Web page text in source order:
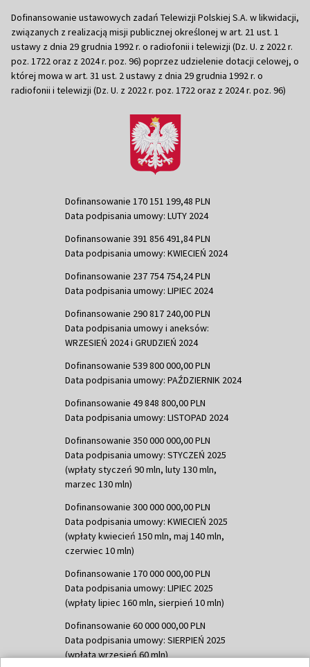
Dofinansowanie ustawowych zadań Telewizji Polskiej S.A. w likwidacji,
związanych z realizacją misji publicznej określonej w art. 21 ust. 1
ustawy z dnia 29 grudnia 1992 r. o radiofonii i telewizji (Dz. U. z 2022 r.
poz. 1722 oraz z 2024 r. poz. 96) poprzez udzielenie dotacji celowej, o
której mowa w art. 31 ust. 2 ustawy z dnia 29 grudnia 1992 r. o
radiofonii i telewizji (Dz. U. z 2022 r. poz. 1722 oraz z 2024 r. poz. 96)
Dofinansowanie 170 151 199,48 PLN
Data podpisania umowy: LUTY 2024
Dofinansowanie 391 856 491,84 PLN
Data podpisania umowy: KWIECIEŃ 2024
Dofinansowanie 237 754 754,24 PLN
Data podpisania umowy: LIPIEC 2024
Dofinansowanie 290 817 240,00 PLN
Data podpisania umowy i aneksów:
WRZESIEŃ 2024 i GRUDZIEŃ 2024
Dofinansowanie 539 800 000,00 PLN
Data podpisania umowy: PAŹDZIERNIK 2024
Dofinansowanie 49 848 800,00 PLN
Data podpisania umowy: LISTOPAD 2024
Dofinansowanie 350 000 000,00 PLN
Data podpisania umowy: STYCZEŃ 2025
(wpłaty styczeń 90 mln, luty 130 mln,
marzec 130 mln)
Dofinansowanie 300 000 000,00 PLN
Data podpisania umowy: KWIECIEŃ 2025
(wpłaty kwiecień 150 mln, maj 140 mln,
czerwiec 10 mln)
Dofinansowanie 170 000 000,00 PLN
Data podpisania umowy: LIPIEC 2025
(wpłaty lipiec 160 mln, sierpień 10 mln)
Dofinansowanie 60 000 000,00 PLN
Data podpisania umowy: SIERPIEŃ 2025
(wpłata wrzesień 60 mln)